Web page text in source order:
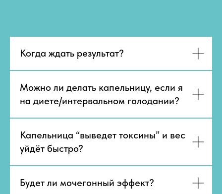
Когда ждать результат?
Можно ли делать капельницу, если я
на диете/интервальном голодании?
Капельница “выведет токсины” и вес
уйдёт быстро?
Будет ли мочегонный эффект?